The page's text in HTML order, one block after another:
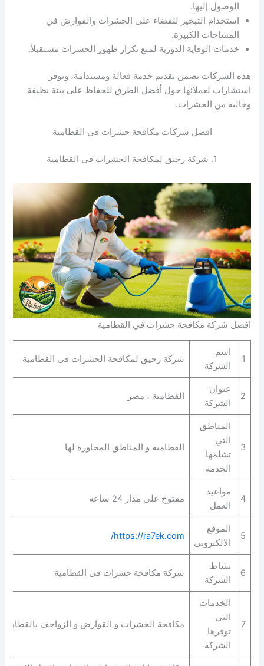
الوصول إليها.
استخدام التبخير للقضاء على الحشرات والقوارض في
المساحات الكبيرة.
خدمات الوقاية الدورية لمنع تكرار ظهور الحشرات مستقبلاً.
هذه الشركات تضمن تقديم خدمة فعالة ومستدامة، وتوفر
استشارات لعملائها حول أفضل الطرق للحفاظ على بيئة نظيفة
وخالية من الحشرات.
افضل شركات مكافحة حشرات في القطامية
1. شركة رحيق لمكافحة الحشرات في القطامية
افضل شركة مكافحة حشرات في القطامية
1
اسم
الشركة
شركة رحيق لمكافحة الحشرات في القطامية
2
عنوان
الشركة
القطامية ، مصر
3
المناطق
التي
تشلمها
الخدمة
القطامية و المناطق المجاورة لها
4
مواعيد
العمل
مفتوح على مدار 24 ساعة
5
الموقع
الالكتروني
https://ra7ek.com/
6
نشاط
الشركة
شركة مكافحة حشرات في القطامية
7
الخدمات
التي
توفرها
الشركة
مكافحة الحشرات و القوارض و الزواحف بالقطامية